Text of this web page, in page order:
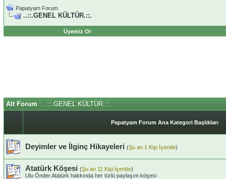
Papatyam Forum
..::.GENEL KÜLTÜR.::.
Üyemiz Ol
Alt Forum : ..::.GENEL KÜLTÜR.::.
Papatyam Forum Ana Kategori Başlıkları
Deyimler ve İlginç Hikayeleri (Şu an 1 Kişi İçeride)
Atatürk Köşesi (Şu an 11 Kişi İçeride)
Ulu Önder Atatürk hakkında her türlü paylaşım köşesi